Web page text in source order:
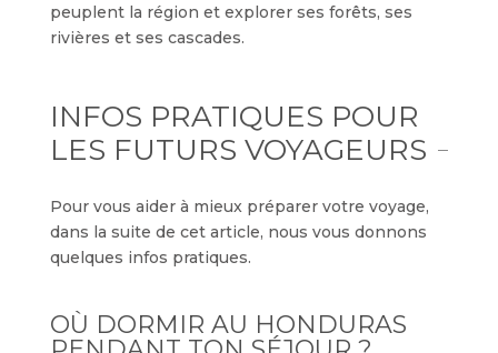
peuplent la région et explorer ses forêts, ses
rivières et ses cascades.
INFOS PRATIQUES POUR
LES FUTURS VOYAGEURS
Pour vous aider à mieux préparer votre voyage,
dans la suite de cet article, nous vous donnons
quelques infos pratiques.
OÙ DORMIR AU HONDURAS